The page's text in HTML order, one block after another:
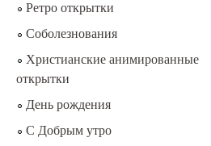
Ретро открытки
Соболезнования
Христианские анимированные
открытки
День рождения
С Добрым утро